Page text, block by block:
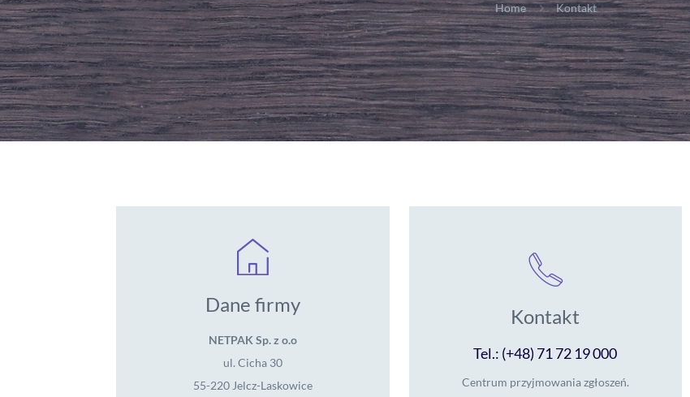
Home Kontakt
Dane firmy
NETPAK Sp. z o.o
ul. Cicha 30
55-220 Jelcz-Laskowice
Kontakt
Tel.: (+48) 71 72 19 000
Centrum przyjmowania zgłoszeń.